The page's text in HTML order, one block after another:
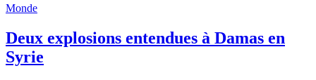
Monde
Deux explosions entendues à Damas en
Syrie